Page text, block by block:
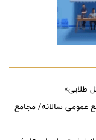
طلایی»
عمومی سالانه/ مجامع